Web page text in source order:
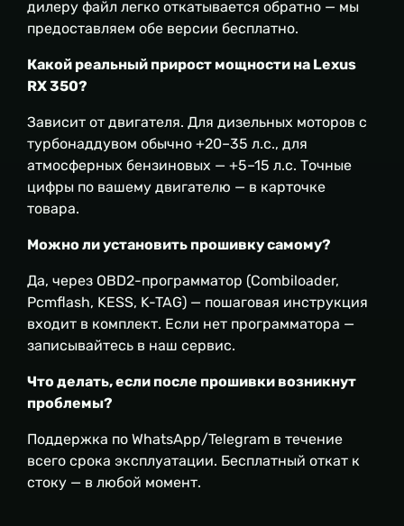
дилеру файл легко откатывается обратно — мы
предоставляем обе версии бесплатно.
Какой реальный прирост мощности на Lexus
RX 350?
Зависит от двигателя. Для дизельных моторов с
турбонаддувом обычно +20–35 л.с., для
атмосферных бензиновых — +5–15 л.с. Точные
цифры по вашему двигателю — в карточке
товара.
Можно ли установить прошивку самому?
Да, через OBD2-программатор (Combiloader,
Pcmflash, KESS, K-TAG) — пошаговая инструкция
входит в комплект. Если нет программатора —
записывайтесь в наш сервис.
Что делать, если после прошивки возникнут
проблемы?
Поддержка по WhatsApp/Telegram в течение
всего срока эксплуатации. Бесплатный откат к
стоку — в любой момент.